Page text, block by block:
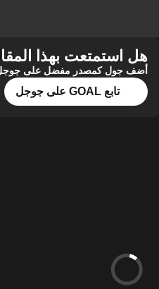
هل استمتعت بهذا
أضف جول كمصدر مفضل على جوجل
تابع GOAL على جوجل